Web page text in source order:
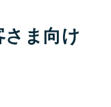
ま向け